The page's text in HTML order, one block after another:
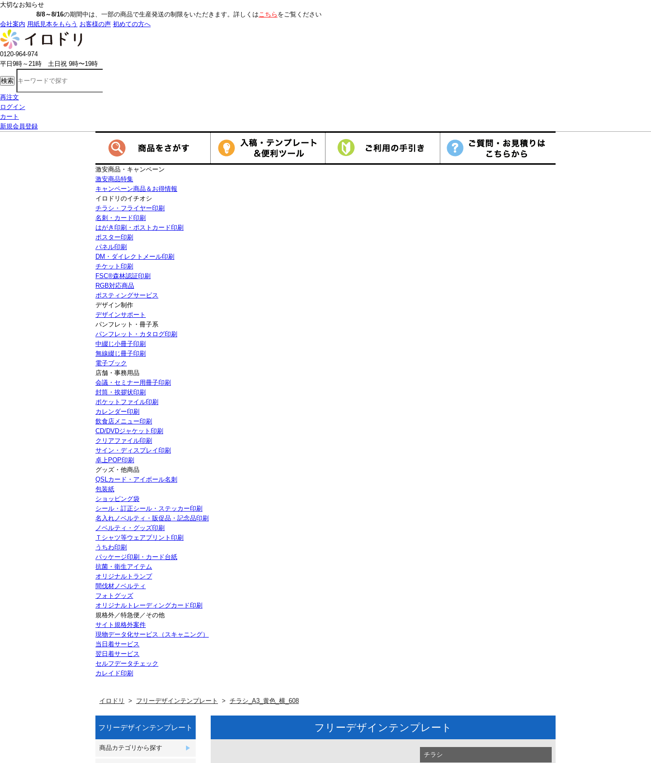
大切なお知らせ
の期間中は、一部の商品で生産発送の制限をいただきます。詳しくはこちらをご覧ください
会社案内 用紙見本をもらう お客様の声 初めての方へ
0120-964-974
平日9時～21時 土日祝 9時〜19時
検索
再注文
ログイン
カート
新規会員登録
激安商品・キャンペーン
激安商品特集
キャンペーン商品＆お得情報
イロドリのイチオシ
チラシ・フライヤー印刷
名刺・カード印刷
はがき印刷・ポストカード印刷
ポスター印刷
パネル印刷
DM・ダイレクトメール印刷
チケット印刷
FSC®森林認証印刷
RGB対応商品
ポスティングサービス
デザイン制作
デザインサポート
パンフレット・冊子系
パンフレット・カタログ印刷
中綴じ小冊子印刷
無線綴じ冊子印刷
電子ブック
店舗・事務用品
会議・セミナー用冊子印刷
封筒・挨拶状印刷
ポケットファイル印刷
カレンダー印刷
飲食店メニュー印刷
CD/DVDジャケット印刷
クリアファイル印刷
サイン・ディスプレイ印刷
卓上POP印刷
グッズ・他商品
QSLカード・アイボール名刺
包装紙
ショッピング袋
シール・訂正シール・ステッカー印刷
名入れノベルティ・販促品・記念品印刷
ノベルティ・グッズ印刷
Ｔシャツ等ウェアプリント印刷
うちわ印刷
パッケージ印刷・カード台紙
抗菌・衛生アイテム
オリジナルトランプ
間伐材ノベルティ
フォトグッズ
オリジナルトレーディングカード印刷
規格外／特急便／その他
サイト規格外案件
現物データ化サービス（スキャニング）
当日着サービス
翌日着サービス
セルフデータチェック
カレイド印刷
イロドリ フリーデザインテンプレート チラシ_A3_黄色_横_608
フリーデザインテンプレート
商品カテゴリから探す
フリーデザインテンプレート
チラシ